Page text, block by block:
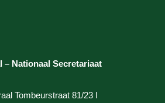
– Nationaal Secretariaat
Tombeurstraat 81/23 I